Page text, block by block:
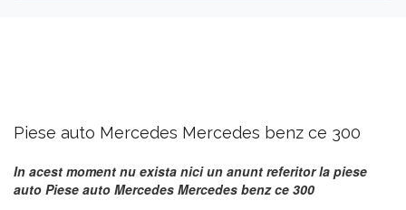
Piese auto Mercedes Mercedes benz ce 300
In acest moment nu exista nici un anunt referitor la piese
auto Piese auto Mercedes Mercedes benz ce 300